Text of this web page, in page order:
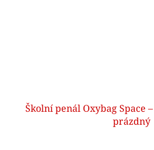
Školní penál Oxybag Space
prázdný